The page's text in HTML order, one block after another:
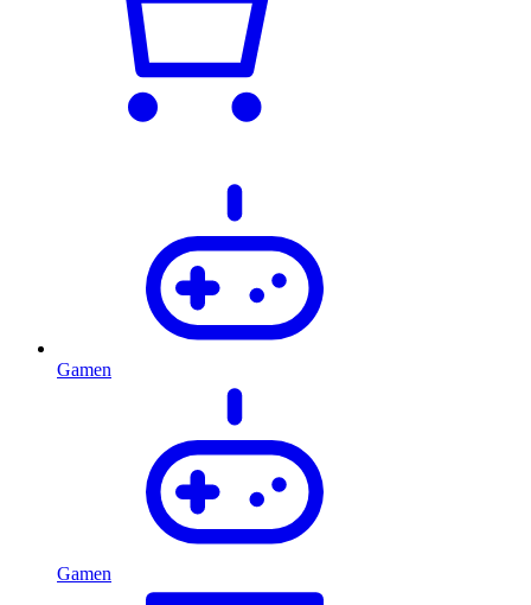
Gamen
Gamen